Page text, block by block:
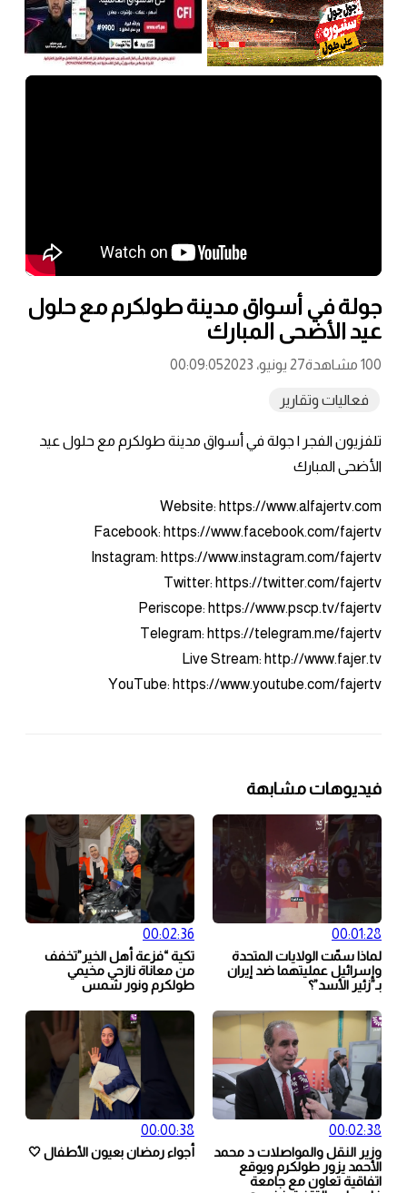
جولة في أسواق مدينة طولكرم مع حلول
عيد الأضحى المبارك
100 مشاهدة 27 يونيو، 2023 00:09:05
فعاليات وتقارير
تلفزيون الفجر | جولة في أسواق مدينة طولكرم مع حلول عيد
الأضحى المبارك
Website: https://www.alfajertv.com
Facebook: https://www.facebook.com/fajertv
Instagram: https://www.instagram.com/fajertv
Twitter: https://twitter.com/fajertv
Periscope: https://www.pscp.tv/fajertv
Telegram: https://telegram.me/fajertv
Live Stream: http://www.fajer.tv
YouTube: https://www.youtube.com/fajertv
فيديوهات مشابهة
00:01:28
لماذا سمّت الولايات المتحدة
وإسرائيل عمليتهما ضد إيران
بـ”زئير الأسد”؟
00:02:36
تكية “فزعة أهل الخير”تخفف
من معاناة نازحي مخيمي
طولكرم ونور شمس
00:02:38
وزير النقل والمواصلات د محمد
الأحمد يزور طولكرم ويوقع
اتفاقية تعاون مع جامعة
00:00:38
أجواء رمضان بعيون الأطفال 🤍